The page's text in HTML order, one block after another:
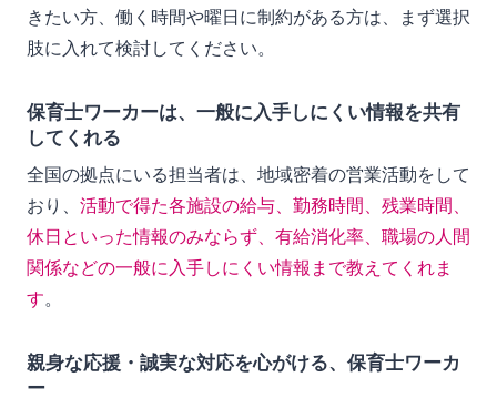
きたい方、働く時間や曜日に制約がある方は、まず選択
肢に入れて検討してください。
保育士ワーカーは、一般に入手しにくい情報を共有
してくれる
全国の拠点にいる担当者は、地域密着の営業活動をして
おり、 活動で得た各施設の給与、勤務時間、残業時間、
休日といった情報のみならず、有給消化率、職場の人間
関係などの一般に入手しにくい情報まで教えてくれま
す。
親身な応援・誠実な対応を心がける、保育士ワーカ
ー